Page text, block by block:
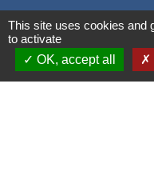
Lien vers les
de chaque service
This site uses cookies and
to activate
OK, accept all